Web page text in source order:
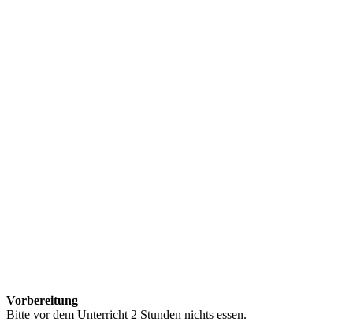
Vorbereitung
Bitte vor dem Unterricht 2 Stunden nichts essen.